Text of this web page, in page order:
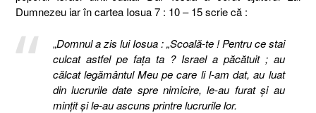
Dumnezeu iar în cartea Iosua 7 : 10 – 15 scrie că :
„Domnul a zis lui Iosua : „Scoală-te ! Pentru ce stai
culcat astfel pe faţa ta ? Israel a păcătuit ; au
călcat legământul Meu pe care li l-am dat, au luat
din lucrurile date spre nimicire, le-au furat şi au
minţit şi le-au ascuns printre lucrurile lor.